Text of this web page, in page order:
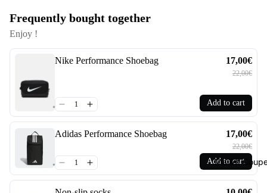
Maillot
Frequently bought together
Enjoy !
Nike Performance Shoebag 17,00€
22,00€
Add to cart
Adidas Performance Shoebag 17,00€
22,00€
Add to cart